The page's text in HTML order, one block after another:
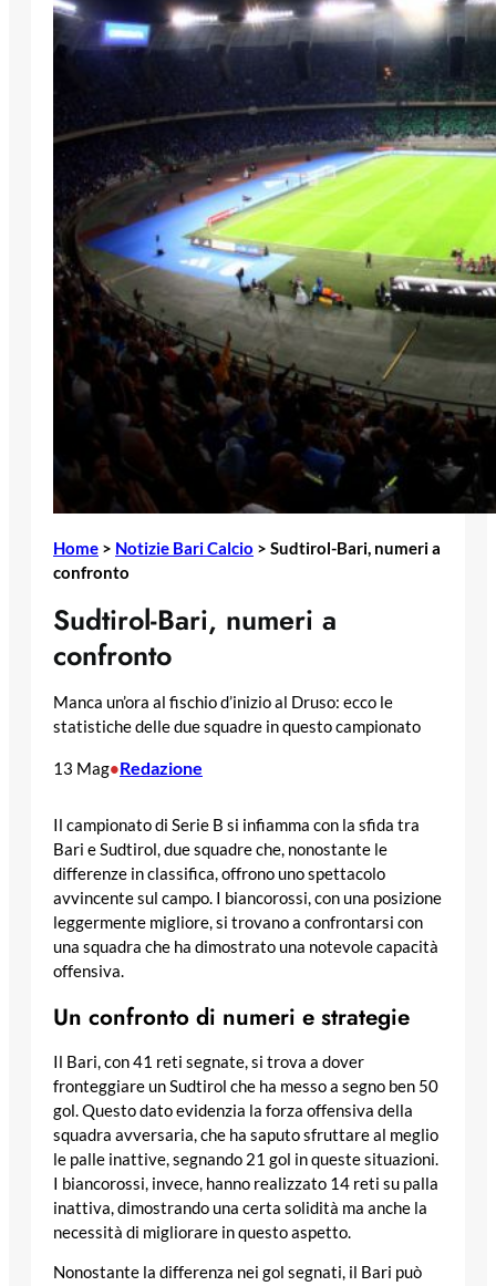
Home > Notizie Bari Calcio > Sudtirol-Bari, numeri a
confronto
Sudtirol-Bari, numeri a
confronto
Manca un’ora al fischio d’inizio al Druso: ecco le
statistiche delle due squadre in questo campionato
13 Mag•Redazione
Il campionato di Serie B si infiamma con la sfida tra
Bari e Sudtirol, due squadre che, nonostante le
differenze in classifica, offrono uno spettacolo
avvincente sul campo. I biancorossi, con una posizione
leggermente migliore, si trovano a confrontarsi con
una squadra che ha dimostrato una notevole capacità
offensiva.
Un confronto di numeri e strategie
Il Bari, con 41 reti segnate, si trova a dover
fronteggiare un Sudtirol che ha messo a segno ben 50
gol. Questo dato evidenzia la forza offensiva della
squadra avversaria, che ha saputo sfruttare al meglio
le palle inattive, segnando 21 gol in queste situazioni.
I biancorossi, invece, hanno realizzato 14 reti su palla
inattiva, dimostrando una certa solidità ma anche la
necessità di migliorare in questo aspetto.
Nonostante la differenza nei gol segnati, il Bari può